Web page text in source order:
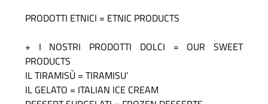
PRODOTTI ETNICI = ETNIC PRODUCTS
+ I NOSTRI PRODOTTI DOLCI = OUR SWEET
PRODUCTS
IL TIRAMISÙ = TIRAMISU’
IL GELATO = ITALIAN ICE CREAM